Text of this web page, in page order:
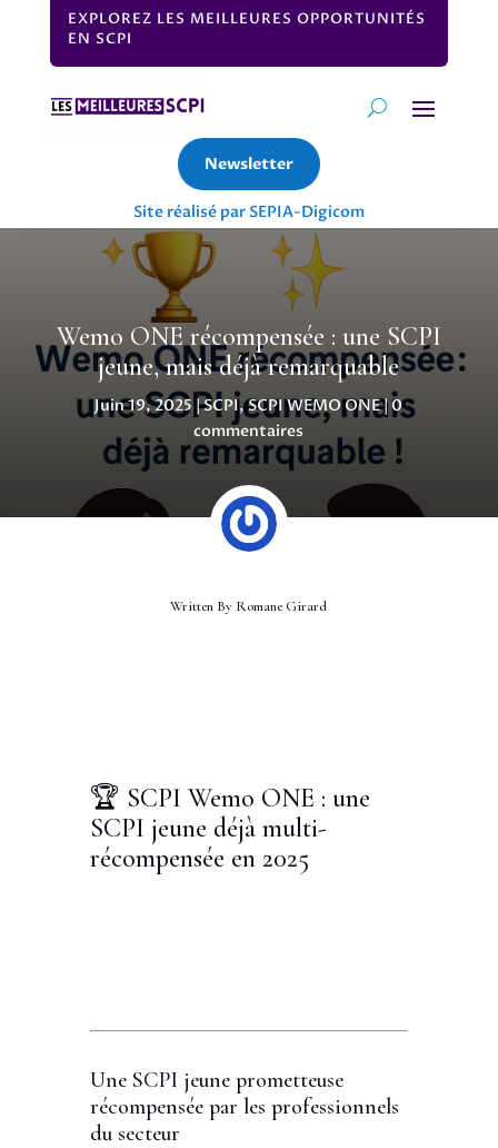
EXPLOREZ LES MEILLEURES OPPORTUNITÉS
EN SCPI
Newsletter
Site réalisé par SEPIA-Digicom
Wemo ONE récompensée : une SCPI
jeune, mais déjà remarquable
Juin 19, 2025 |SCPI,SCPI WEMO ONE| 0
commentaires
Written By Romane Girard
🏆 SCPI Wemo ONE : une
SCPI jeune déjà multi-
récompensée en 2025
Une SCPI jeune prometteuse
récompensée par les professionnels
du secteur